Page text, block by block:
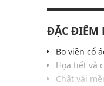
ĐẶC ĐIỂM
Bo viền cổ
Họa tiết và
Chất vải